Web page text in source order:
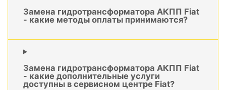
Замена гидротрансформатора АКПП Fiat
- какие методы оплаты принимаются?
Замена гидротрансформатора АКПП Fiat
- какие дополнительные услуги
доступны в сервисном центре Fiat?